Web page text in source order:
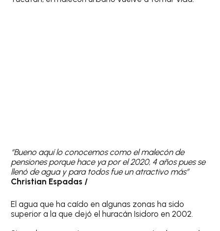
“Bueno aquí lo conocemos como el malecón de
pensiones porque hace ya por el 2020, 4 años pues se
llenó de agua y para todos fue un atractivo más”
Christian Espadas /
El agua que ha caído en algunas zonas ha sido
superior a la que dejó el huracán Isidoro en 2002.